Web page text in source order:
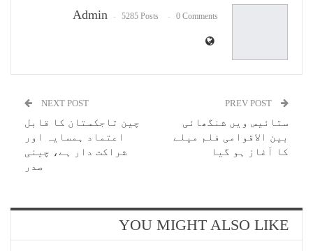
Admin 5285 Posts 0 Comments
ستائیس ویں شنگھائی
بین الاقوامی فلم میلے
کا آغاز ہو گیا
NEXT POST
چین تاجکستان کا قابل
اعتماد ہمسایہ اور
شراکت دار ہے، چینی
صدر
YOU MIGHT ALSO LIKE